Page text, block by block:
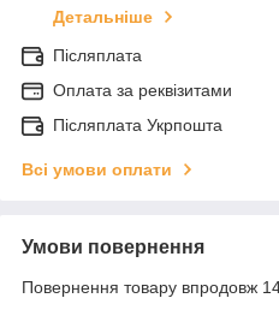
Детальніше
Післяплата
Оплата за реквізитами
Післяплата Укрпошта
Всі умови оплати
Умови повернення
Повернення товару впродовж